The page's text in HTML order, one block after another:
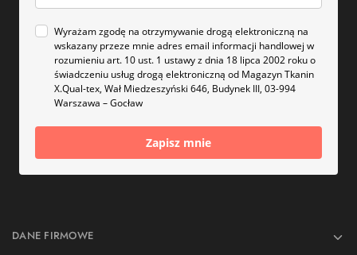
Wyrażam zgodę na otrzymywanie drogą elektroniczną na
wskazany przeze mnie adres email informacji handlowej w
rozumieniu art. 10 ust. 1 ustawy z dnia 18 lipca 2002 roku o
świadczeniu usług drogą elektroniczną od Magazyn Tkanin
X.Qual-tex, Wał Miedzeszyński 646, Budynek III, 03-994
Warszawa – Gocław
Zapisz mnie
DANE FIRMOWE